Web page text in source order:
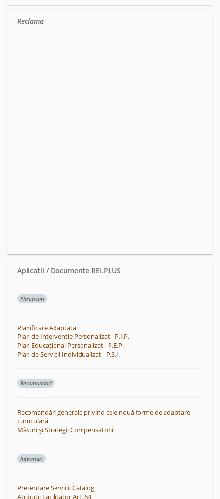
Reclama
Aplicatii / Documente REI.PLUS
Planificari
Planificare Adaptata
Plan de Interventie Personalizat - P.I.P.
Plan Educațional Personalizat - P.E.P.
Plan de Servicii Individualizat - P.S.I.
Recomandari
Recomandări generale privind cele nouă forme de adaptare
curriculară
Măsuri și Strategii Compensatorii
Informari
Prezentare Servicii Catalog
Atribuții Facilitator Art. 64